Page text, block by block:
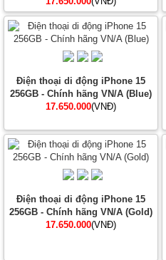
Điện thoại di động iPhone 15
256GB - Chính hãng VN/A (Blue)
17.650.000(VNĐ)
Điện thoại di động iPhone 15
256GB - Chính hãng VN/A (Gold)
17.650.000(VNĐ)